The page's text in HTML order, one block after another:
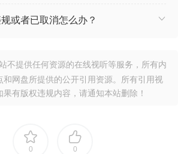
或者已取消怎么办？
不提供任何资源的在线视听等服务，所有内
和网盘所提供的公开引用资源。所有引用视
有版权违规内容，请通知本站删除！
0 0